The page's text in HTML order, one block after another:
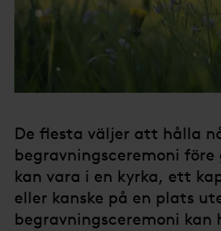
De flesta väljer att hålla
begravningsceremoni
kan vara i en kyrka, ett
eller kanske på en plats
begravningsceremoni kan